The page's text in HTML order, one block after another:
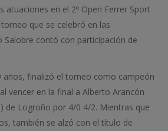
atuaciones en el 2º Open Ferrer Sport
que se celebró en las
Salobre contó con participación de
años, finalizó el torneo como campeón
vencer en la final a Alberto Arancón
de Logroño por 4/0 4/2. Mientras que
también se alzó con el título de